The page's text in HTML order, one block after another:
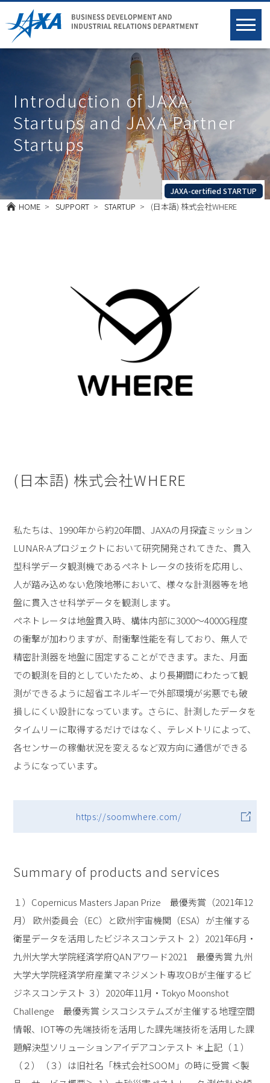
Introduction of JAXA
Startups and JAXA Partner
Startups
HOME SUPPORT STARTUP (日本語) 株式会社WHERE
JAXA-certified STARTUP
(日本語) 株式会社WHERE
私たちは、1990年から約20年間、JAXAの月探査ミッション
LUNAR-Aプロジェクトにおいて研究開発されてきた、貫入
型科学データ観測機であるペネトレータの技術を応用し、
人が踏み込めない危険地帯において、様々な計測器等を地
盤に貫入させ科学データを観測します。
ペネトレータは地盤貫入時、構体内部に3000〜4000G程度
の衝撃が加わりますが、耐衝撃性能を有しており、無人で
精密計測器を地盤に固定することができます。また、月面
での観測を目的としていたため、より長期間にわたって観
測ができるように超省エネルギーで外部環境が劣悪でも破
損しにくい設計になっています。さらに、計測したデータを
タイムリーに取得するだけではなく、テレメトリによって、
各センサーの稼働状況を変えるなど双方向に通信ができる
ようになっています。
https://soomwhere.com/
Summary of products and services
１）Copernicus Masters Japan Prize 最優秀賞（2021年12
月） 欧州委員会（EC）と欧州宇宙機関（ESA）が主催する
衛星データを活用したビジネスコンテスト ２）2021年6月・
九州大学大学院経済学府QANアワード2021 最優秀賞 九州
大学大学院経済学府産業マネジメント専攻OBが主催するビ
ジネスコンテスト ３）2020年11月・Tokyo Moonshot
Challenge 最優秀賞 シスコシステムズが主催する地理空間
情報、IOT等の先端技術を活用した課先端技術を活用した課
題解決型ソリューションアイデアコンテスト ＊上記（１）
（２）（３）は旧社名「株式会社SOOM」の時に受賞 ＜製